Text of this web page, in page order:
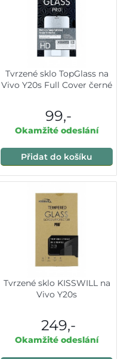
Tvrzené sklo TopGlass na
Vivo Y20s Full Cover černé
99,-
Okamžité odeslání
Přidat do košíku
Tvrzené sklo KISSWILL na
Vivo Y20s
249,-
Okamžité odeslání